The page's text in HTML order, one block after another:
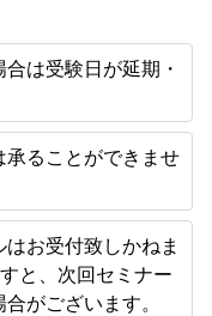
は受験日が延期・
承ることができませ
お受付致しかねま
と、次回セミナー
がございます。